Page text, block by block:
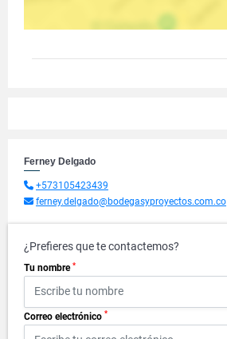
Ferney Delgado
+573105423439
ferney.delgado@bodegasyproyectos.com.co
¿Prefieres que te contactemos?
Tu nombre *
Correo electrónico *